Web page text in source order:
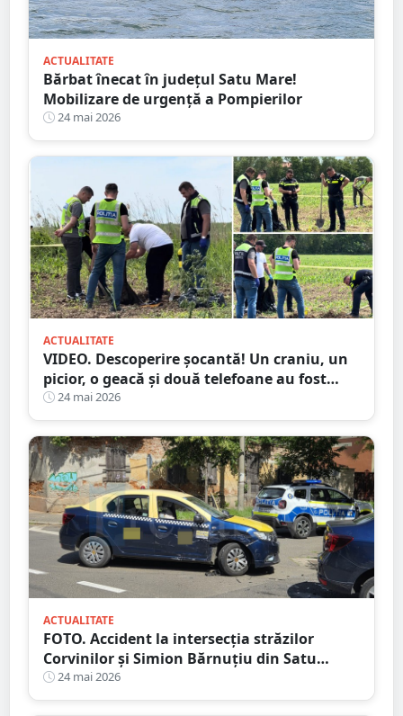
ACTUALITATE
Bărbat înecat în județul Satu Mare!
Mobilizare de urgență a Pompierilor
24 mai 2026
ACTUALITATE
VIDEO. Descoperire șocantă! Un craniu, un
picior, o geacă și două telefoane au fost
găsite de un localnic pe un câmp
24 mai 2026
ACTUALITATE
FOTO. Accident la intersecția străzilor
Corvinilor și Simion Bărnuțiu din Satu
Mare. Un taximetrist ar fi fost rănit
24 mai 2026